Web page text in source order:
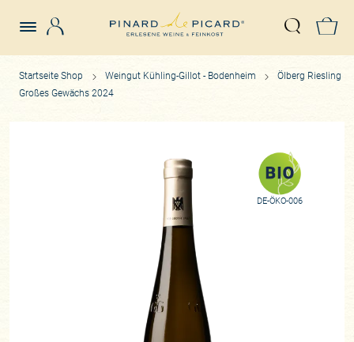
Suche
Startseite Shop Weingut Kühling-Gillot - Bodenheim
Ölberg Riesling
Großes Gewächs 2024
DE-ÖKO-006